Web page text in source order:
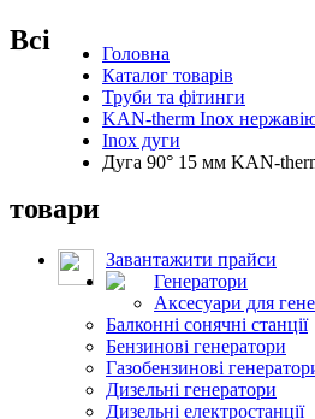
Головна
Каталог товарів
Труби та фітинги
KAN-therm Inox
Inox дуги
Дуга 90° 15 мм KAN-
Всі
товари
Завантажити прайси
Генератори
Аксесуари для
Балконні сонячні станції
Бензинові генератори
Газобензинові
Дизельні генератори
Дизельні електростанції